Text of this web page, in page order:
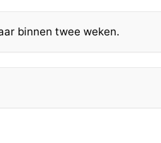
binnen twee weken.